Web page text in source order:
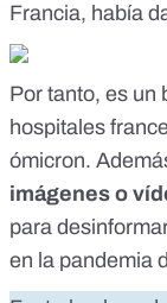
Francia, había
Por tanto, es un
hospitales
ómicron.
imágenes o
para
en la pandemia